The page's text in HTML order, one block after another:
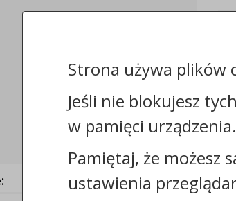
Strona używa plików
Jeśli nie blokujesz
w pamięci urządzenia.
Pamiętaj, że możesz
ustawienia